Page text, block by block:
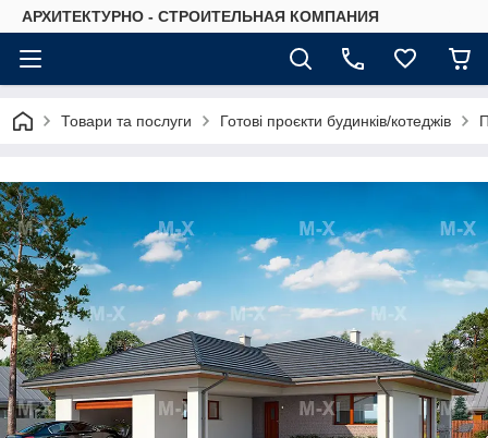
АРХИТЕКТУРНО - СТРОИТЕЛЬНАЯ КОМПАНИЯ
Товари та послуги Готові проєкти будинків/котеджів